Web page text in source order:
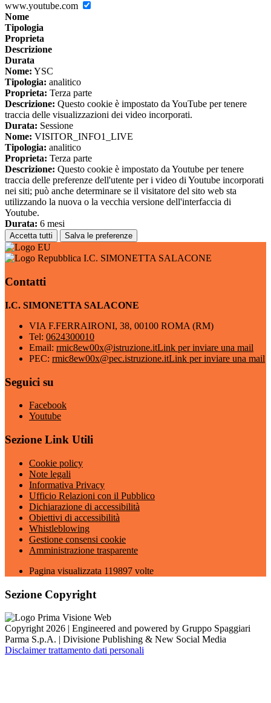
www.youtube.com
Nome
Tipologia
Proprieta
Descrizione
Durata
Nome: YSC
Tipologia: analitico
Proprieta: Terza parte
Descrizione: Questo cookie è impostato da YouTube per tenere
traccia delle visualizzazioni dei video incorporati.
Durata: Sessione
Nome: VISITOR_INFO1_LIVE
Tipologia: analitico
Proprieta: Terza parte
Descrizione: Questo cookie è impostato da Youtube per tenere
traccia delle preferenze dell'utente per i video di Youtube incorporati
nei siti; può anche determinare se il visitatore del sito web sta
utilizzando la nuova o la vecchia versione dell'interfaccia di
Youtube.
Durata: 6 mesi
Accetta tutti Salva le preferenze
I.C. SIMONETTA SALACONE
Contatti
I.C. SIMONETTA SALACONE
VIA F.FERRAIRONI, 38, 00100 ROMA (RM)
Tel: 0624300010
Email: rmic8ew00x@istruzione.itLink per inviare una mail
PEC: rmic8ew00x@pec.istruzione.itLink per inviare una mail
Seguici su
Facebook
Youtube
Sezione Link Utili
Cookie policy
Note legali
Informativa Privacy
Ufficio Relazioni con il Pubblico
Dichiarazione di accessibilità
Obiettivi di accessibilità
Whistleblowing
Gestione consensi cookie
Amministrazione trasparente
Pagina visualizzata 119897 volte
Sezione Copyright
Copyright 2026 | Engineered and powered by Gruppo Spaggiari
Parma S.p.A. | Divisione Publishing & New Social Media
Disclaimer trattamento dati personali